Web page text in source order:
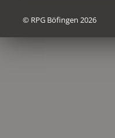
© RPG Böfingen 2026